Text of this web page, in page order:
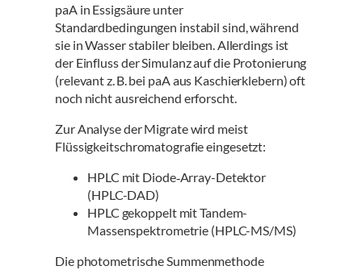
paA in Essigsäure unter
Standardbedingungen instabil sind, während
sie in Wasser stabiler bleiben. Allerdings ist
der Einfluss der Simulanz auf die Protonierung
(relevant z. B. bei paA aus Kaschierklebern) oft
noch nicht ausreichend erforscht.
Zur Analyse der Migrate wird meist
Flüssigkeitschromatografie eingesetzt:
HPLC mit Diode‑Array-Detektor
(HPLC-DAD)
HPLC gekoppelt mit Tandem-
Massenspektrometrie (HPLC-MS/MS)
Die photometrische Summenmethode